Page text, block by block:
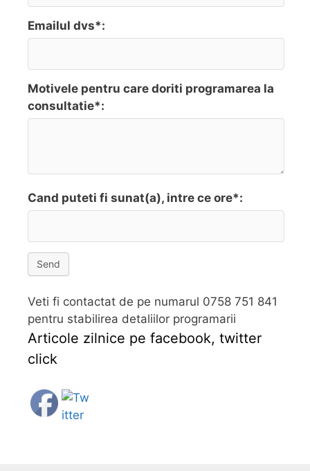
Emailul dvs*:
Motivele pentru care doriti programarea la
consultatie*:
Cand puteti fi sunat(a), intre ce ore*:
Send
Veti fi contactat de pe numarul 0758 751 841
pentru stabilirea detaliilor programarii
Articole zilnice pe facebook, twitter
click